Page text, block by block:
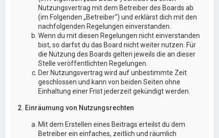
Nutzungsvertrag mit dem Betreiber des Boards ab
(im Folgenden „Betreiber“) und erklärst dich mit den
nachfolgenden Regelungen einverstanden.
Wenn du mit diesen Regelungen nicht einverstanden
bist, so darfst du das Board nicht weiter nutzen. Für
die Nutzung des Boards gelten jeweils die an dieser
Stelle veröffentlichten Regelungen.
Der Nutzungsvertrag wird auf unbestimmte Zeit
geschlossen und kann von beiden Seiten ohne
Einhaltung einer Frist jederzeit gekündigt werden.
2. Einräumung von Nutzungsrechten
Mit dem Erstellen eines Beitrags erteilst du dem
Betreiber ein einfaches, zeitlich und räumlich